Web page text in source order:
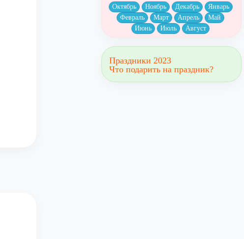
Октябрь Ноябрь Декабрь
Январь
Февраль
Март Апрель
Май
Июнь
Июль Август
Праздники 2023
Что подарить на праздник?